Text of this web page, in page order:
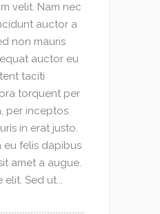
velit. Nam nec
auctor a
non mauris
auctor eu
taciti
torquent per
per inceptos
in erat justo.
eu felis dapibus
amet a augue.
Sed ut...